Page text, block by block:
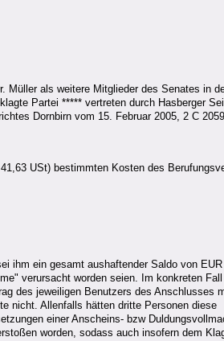
Müller als weitere Mitglieder des Senates in
Partei ***** vertreten durch Hasberger
Dornbirn vom 15. Februar 2005, 2 C
USt) bestimmten Kosten des
ihm ein gesamt aushaftender Saldo von
verursacht worden seien. Im konkreten
des jeweiligen Benutzers des Anschlusses
nicht. Allenfalls hätten dritte Personen diese
einer Anscheins- bzw
worden, sodass auch insofern dem